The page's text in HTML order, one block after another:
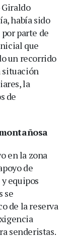
había sido
parte de
que
un recorrido
situación
la
de
en la zona
de
equipos
se
de la reserva
senderistas.